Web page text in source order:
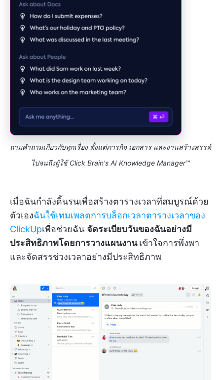
ถามคำถามเกี่ยวกับทุกเรื่อง ตั้งแต่ภารกิจ เอกสาร และงานสร้างสรรค์
ไปจนถึงผู้ใช้ Click Brain's AI Knowledge Manager™
เมื่อฉันกำลังดิ้นรนเพื่อสร้างตารางเวลาที่สมบูรณ์ด้วย
ตัวเองฉันใช้เทมเพลตการบล็อกเวลาตารางเวลาของ
ClickUpเพื่อช่วยฉัน จัดระเบียบวันของฉันอย่างมี
ประสิทธิภาพโดยการวางแผนงานเข้าใจการพึ่งพา
และจัดสรรช่วงเวลาอย่างมีประสิทธิภาพ